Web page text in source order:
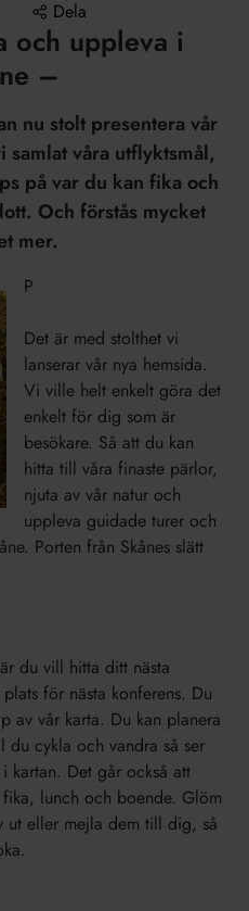
Dela
och uppleva i
–
nu stolt presentera vår
samlat våra utflyktsmål,
på var du kan fika och
Och förstås mycket
mer.
P
Det är med stolthet vi
lanserar vår nya hemsida.
Vi ville helt enkelt göra det
enkelt för dig som är
besökare. Så att du kan
hitta till våra finaste pärlor,
njuta av vår natur och
uppleva guidade turer och
Porten från Skånes slätt
du vill hitta ditt nästa
för nästa konferens. Du
av vår karta. Du kan planera
cykla och vandra så ser
kartan. Det går också att
lunch och boende. Glöm
ut eller mejla dem till dig, så